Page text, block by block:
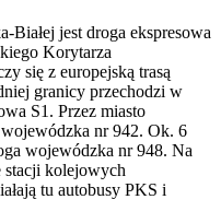
Białej jest droga ekspresowa
Korytarza
się z europejską trasą
granicy przechodzi w
S1. Przez miasto
nr 942. Ok. 6
wojewódzka nr 948. Na
stacji kolejowych
tu autobusy PKS i